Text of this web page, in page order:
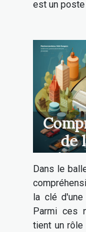
est un poste
de
Dans le
la clé
Parmi ces
tient un rôle